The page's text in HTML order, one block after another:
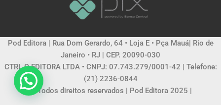
Pod Editora | Rua Dom Gerardo, 64 • Loja E • Pça Mauá| Rio de
Janeiro • RJ | CEP. 20090-030
CTRL C EDITORA LTDA • CNPJ: 07.743.279/0001-42 | Telefone:
(21) 2236-0844
© Todos direitos reservados | Pod Editora 2025 |